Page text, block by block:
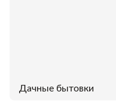
Дачные бытовки